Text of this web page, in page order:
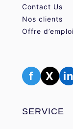
Contact Us
Nos clients
Offre d’emploi
f X in
SERVICE